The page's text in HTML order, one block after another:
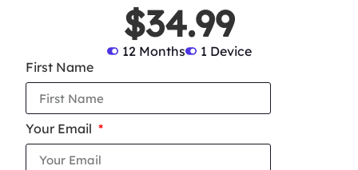
$34.99
12 Months
1 Device
First Name
Your Email